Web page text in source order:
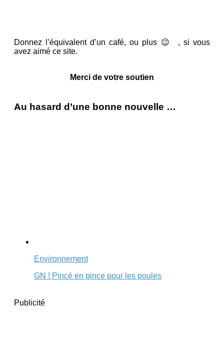
Donnez l’équivalent d’un café, ou plus 😉 , si vous
avez aimé ce site.
Merci de votre soutien
Au hasard d’une bonne nouvelle …
Environnement
GN ! Pincé en pince pour les poules
Publicité